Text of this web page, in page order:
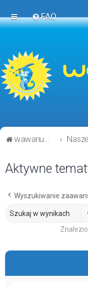
FAQ
wawarium.pl
Aktywne
Wyszukiwanie